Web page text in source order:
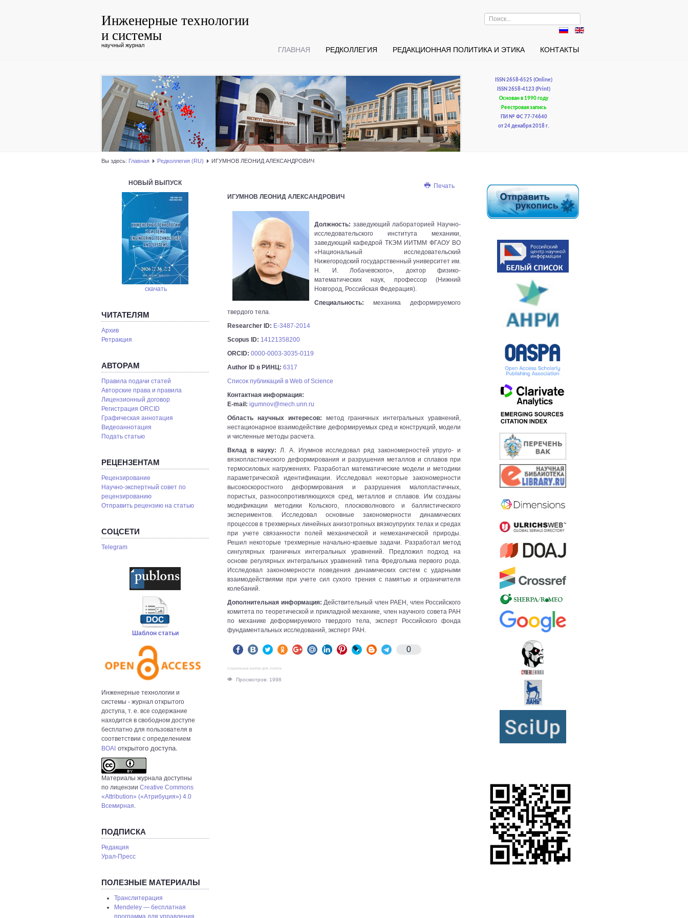
Инженерные технологии
и системы
научный журнал
Искать...
ГЛАВНАЯ РЕДКОЛЛЕГИЯ РЕДАКЦИОННАЯ ПОЛИТИКА И ЭТИКА КОНТАКТЫ
ISSN 2658-6525 (Online)
ISSN 2658-4123 (Print)
Основан в 1990 году
Реестровая запись
ПИ № ФС 77-74640
от 24 декабря 2018 г.
Вы здесь: Главная Редколлегия (RU) ИГУМНОВ ЛЕОНИД АЛЕКСАНДРОВИЧ
НОВЫЙ ВЫПУСК
скачать
ЧИТАТЕЛЯМ
Архив
Ретракция
АВТОРАМ
Правила подачи статей
Авторские права и правила
Лицензионный договор
Регистрация ORCID
Графическая аннотация
Видеоаннотация
Подать статью
РЕЦЕНЗЕНТАМ
Рецензирование
Научно-экспертный совет по
рецензированию
Отправить рецензию на статью
СОЦСЕТИ
Telegram
Шаблон статьи
Инженерные технологии и
системы - журнал открытого
доступа, т. е. все содержание
находится в свободном доступе
бесплатно для пользователя в
соответствии с определением
BOAI открытого доступа.
Материалы журнала доступны
по лицензии Creative Commons
«Attribution» («Атрибуция») 4.0
Всемирная.
ПОДПИСКА
Редакция
Урал-Пресс
ПОЛЕЗНЫЕ МАТЕРИАЛЫ
Транслитерация
Mendeley — бесплатная
программа для управления
Печать
ИГУМНОВ ЛЕОНИД АЛЕКСАНДРОВИЧ
Должность: заведующий лабораторией Научно-
исследовательского института механики,
заведующий кафедрой ТКЭМ ИИТММ ФГАОУ ВО
«Национальный исследовательский
Нижегородский государственный университет им.
Н. И. Лобачевского», доктор физико-
математических наук, профессор (Нижний
Новгород, Российская Федерация).
Специальность: механика деформируемого
твердого тела.
Researcher ID: E-3487-2014
Scopus ID: 14121358200
ORCID: 0000-0003-3035-0119
Author ID в РИНЦ: 6317
Список публикаций в Web of Science
Контактная информация:
E-mail: igumnov@mech.unn.ru
Область научных интересов: метод граничных интегральных уравнений,
нестационарное взаимодействие деформируемых сред и конструкций, модели
и численные методы расчета.
Вклад в науку:Л. А. Игумнов исследовал ряд закономерностей упруго- и
вязкопластического деформирования и разрушения металлов и сплавов при
термосиловых нагружениях. Разработал математические модели и методики
параметрической идентификации. Исследовал некоторые закономерности
высокоскоростного деформирования и разрушения малопластичных,
пористых, разносопротивляющихся сред, металлов и сплавов. Им созданы
модификации методики Кольского, плосковолнового и баллистического
экспериментов. Исследовал основные закономерности динамических
процессов в трехмерных линейных анизотропных вязкоупругих телах и средах
при учете связанности полей механической и немеханической природы.
Решил некоторые трехмерные начально-краевые задачи. Разработал метод
сингулярных граничных интегральных уравнений. Предложил подход на
основе регулярных интегральных уравнений типа Фредгольма первого рода.
Исследовал закономерности поведения динамических систем с ударными
взаимодействиями при учете сил сухого трения с памятью и ограничителя
колебаний.
Дополнительная информация: Действительный член РАЕН, член Российского
комитета по теоретической и прикладной механике, член научного совета РАН
по механике деформируемого твердого тела, эксперт Российского фонда
фундаментальных исследований, эксперт РАН.
0
Социальные кнопки для Joomla
Просмотров: 1998